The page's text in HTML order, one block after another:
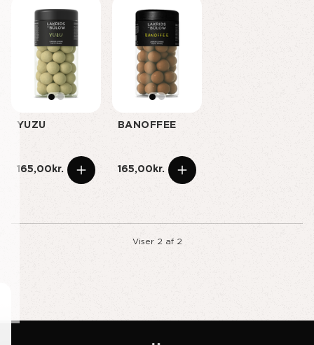
YUZU
165,00kr.
BANOFFEE
165,00kr.
Viser 2 af 2